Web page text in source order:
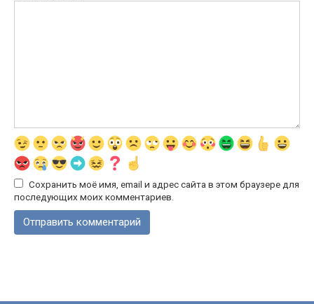
Сохранить моё имя, email и адрес сайта в этом браузере для
последующих моих комментариев.